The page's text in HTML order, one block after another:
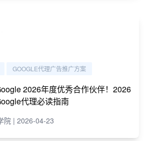
GOOGLE代理广告推广方案
2026年度优秀合作伙伴！2026
代理必读指南
院 | 2026-04-23